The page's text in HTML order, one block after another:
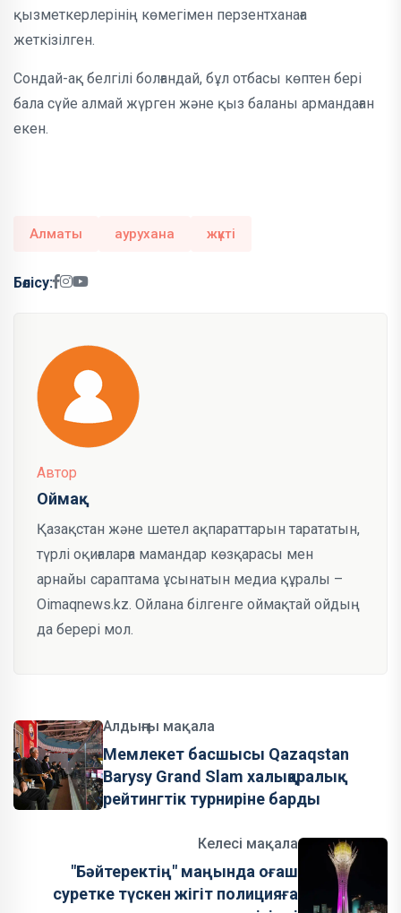
қызметкерлерінің көмегімен перзентханаға
жеткізілген.
Сондай-ақ белгілі болғандай, бұл отбасы көптен бері
бала сүйе алмай жүрген және қыз баланы армандаған
екен.
Алматы аурухана жүкті
Бөлісу:
Автор
Оймақ
Қазақстан және шетел ақпараттарын тарататын,
түрлі оқиғаларға мамандар көзқарасы мен
арнайы сараптама ұсынатын медиа құралы –
Oimaqnews.kz. Ойлана білгенге оймақтай ойдың
да берері мол.
Алдыңғы мақала
Мемлекет басшысы Qazaqstan
Barysy Grand Slam халықаралық
рейтингтік турниріне барды
Келесі мақала
"Бәйтеректің" маңында оғаш
суретке түскен жігіт полицияға